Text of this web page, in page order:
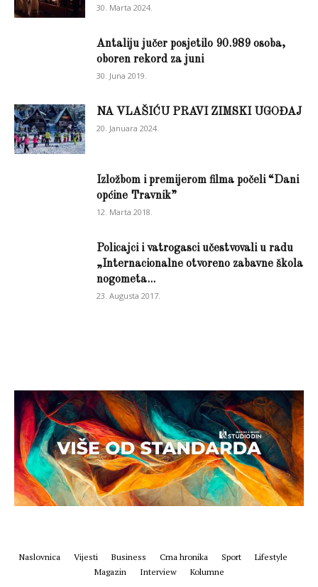
30. Marta 2024.
Antaliju jučer posjetilo 90.989 osoba,
oboren rekord za juni
30. Juna 2019.
NA VLAŠIĆU PRAVI ZIMSKI UGOĐAJ
20. Januara 2024.
Izložbom i premijerom filma počeli “Dani
općine Travnik”
12. Marta 2018.
Policajci i vatrogasci učestvovali u radu
„Internacionalne otvoreno zabavne škola
nogometa...
23. Augusta 2017.
Naslovnica Vijesti Business Crna hronika Sport
Lifestyle
Magazin
Interview Kolumne